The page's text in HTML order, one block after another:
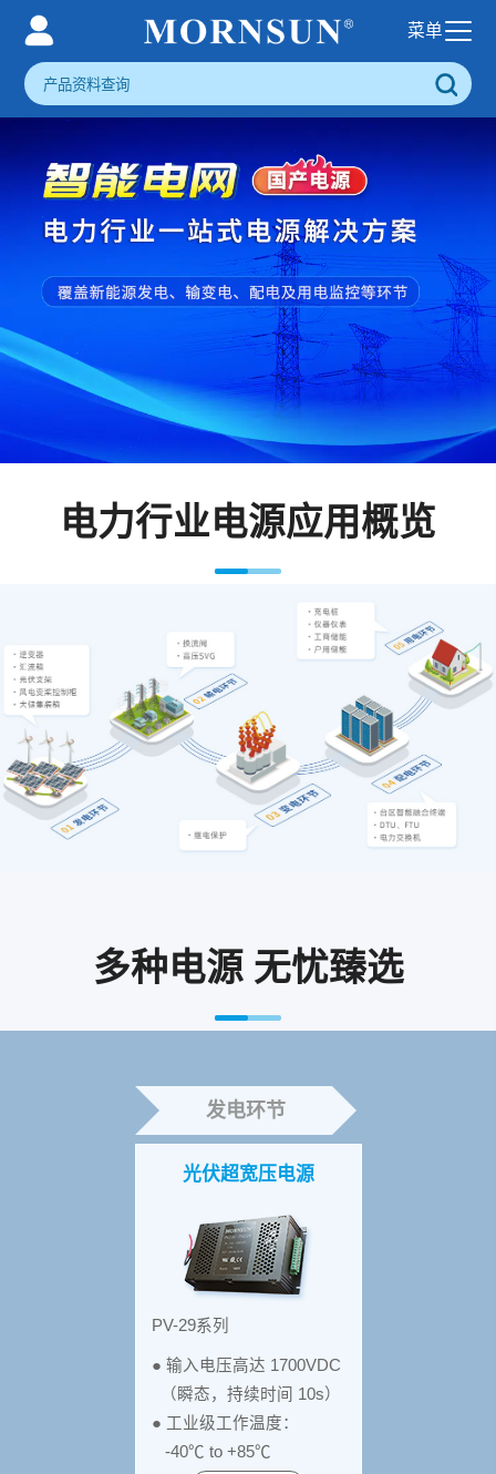
电力行业电源应用概览
多种电源 无忧臻选
发电环节
光伏超宽压电源
PV-29系列
● 输入电压高达 1700VDC
（瞬态，持续时间 10s）
● 工业级工作温度：
-40℃ to +85℃